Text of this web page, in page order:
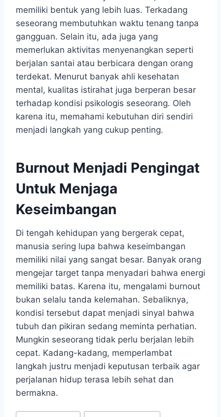
memiliki bentuk yang lebih luas. Terkadang
seseorang membutuhkan waktu tenang tanpa
gangguan. Selain itu, ada juga yang
memerlukan aktivitas menyenangkan seperti
berjalan santai atau berbicara dengan orang
terdekat. Menurut banyak ahli kesehatan
mental, kualitas istirahat juga berperan besar
terhadap kondisi psikologis seseorang. Oleh
karena itu, memahami kebutuhan diri sendiri
menjadi langkah yang cukup penting.
Burnout Menjadi Pengingat
Untuk Menjaga
Keseimbangan
Di tengah kehidupan yang bergerak cepat,
manusia sering lupa bahwa keseimbangan
memiliki nilai yang sangat besar. Banyak orang
mengejar target tanpa menyadari bahwa energi
memiliki batas. Karena itu, mengalami burnout
bukan selalu tanda kelemahan. Sebaliknya,
kondisi tersebut dapat menjadi sinyal bahwa
tubuh dan pikiran sedang meminta perhatian.
Mungkin seseorang tidak perlu berjalan lebih
cepat. Kadang-kadang, memperlambat
langkah justru menjadi keputusan terbaik agar
perjalanan hidup terasa lebih sehat dan
bermakna.
Post